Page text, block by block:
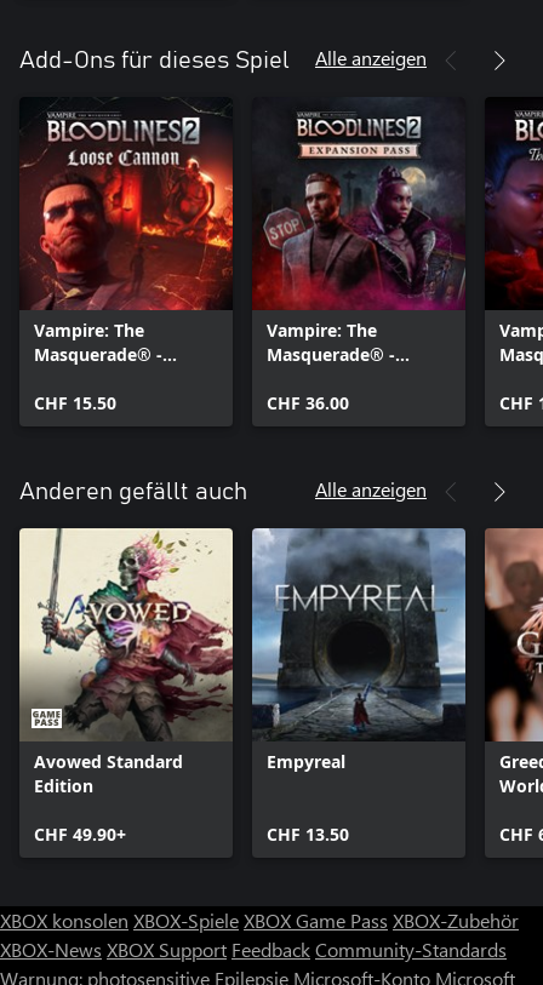
Add-Ons für dieses Spiel Alle anzeigen
Vampire: The
Masquerade® -
Cannon
CHF 15.50
Vampire: The
Masquerade® -
Expansion Pass
CHF 36.00 CHF
Anderen gefällt auch Alle anzeigen
Avowed Standard
Edition
CHF 49.90+
Empyreal
CHF 13.50 CHF
XBOX konsolen XBOX-SpieleXBOX Game Pass XBOX-Zubehör
XBOX-News XBOX Support FeedbackCommunity-Standards
Warnung: photosensitive Epilepsie Microsoft-Konto Microsoft